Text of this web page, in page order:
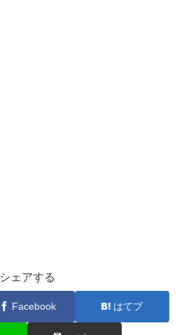
シェアする
Facebook はてブ